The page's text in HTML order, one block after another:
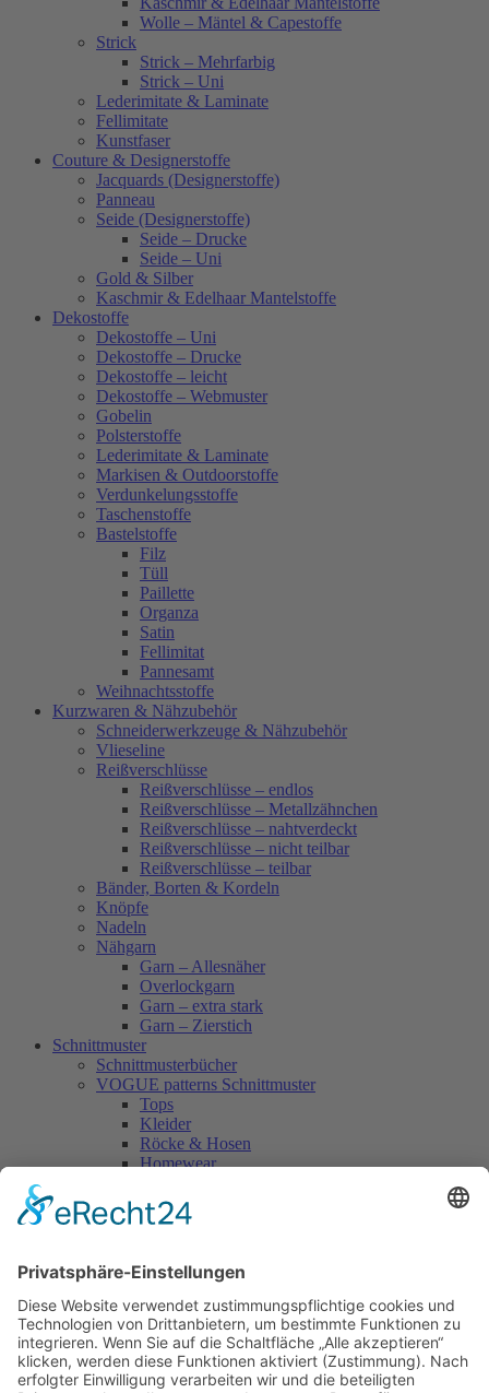
Wolle – Mäntel & Capestoffe
Strick
Strick – Mehrfarbig
Strick – Uni
Lederimitate & Laminate
Fellimitate
Kunstfaser
Couture & Designerstoffe
Jacquards (Designerstoffe)
Panneau
Seide (Designerstoffe)
Seide – Drucke
Seide – Uni
Gold & Silber
Kaschmir & Edelhaar Mantelstoffe
Dekostoffe
Dekostoffe – Uni
Dekostoffe – Drucke
Dekostoffe – leicht
Dekostoffe – Webmuster
Gobelin
Polsterstoffe
Lederimitate & Laminate
Markisen & Outdoorstoffe
Verdunkelungsstoffe
Taschenstoffe
Bastelstoffe
Filz
Tüll
Paillette
Organza
Satin
Fellimitat
Pannesamt
Weihnachtsstoffe
Kurzwaren & Nähzubehör
Schneiderwerkzeuge & Nähzubehör
Vlieseline
Reißverschlüsse
Reißverschlüsse – endlos
Reißverschlüsse – Metallzähnchen
Reißverschlüsse – nahtverdeckt
Reißverschlüsse – nicht teilbar
Reißverschlüsse – teilbar
Bänder, Borten & Kordeln
Knöpfe
Nadeln
Nähgarn
Garn – Allesnäher
Overlockgarn
Garn – extra stark
Garn – Zierstich
Schnittmuster
Schnittmusterbücher
VOGUE patterns Schnittmuster
Tops
Kleider
Röcke & Hosen
Homewear
Vogue Vintage
Herren
Accessoires
Einzelschnittmuster Burda
Tops
Kleider
Röcke & Hosen
Homewear
Jacken & Mäntel